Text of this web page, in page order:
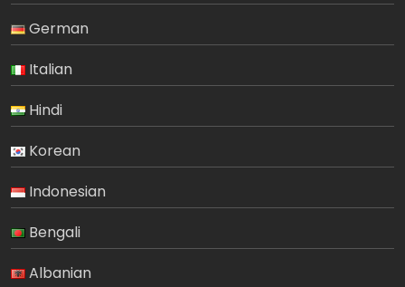
German
Italian
Hindi
Korean
Indonesian
Bengali
Albanian